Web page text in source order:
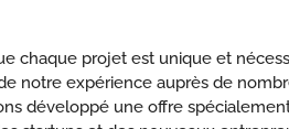
chaque projet est unique et
notre expérience auprès de
développé une offre